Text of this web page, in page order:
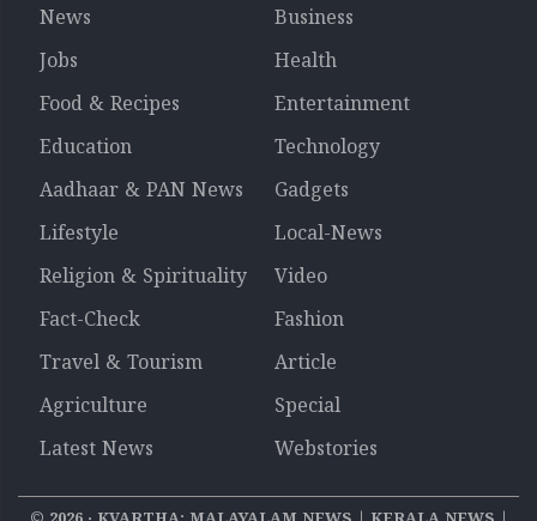
News
Business
Jobs
Health
Food & Recipes
Entertainment
Education
Technology
Aadhaar & PAN News
Gadgets
Lifestyle
Local-News
Religion & Spirituality
Video
Fact-Check
Fashion
Travel & Tourism
Article
Agriculture
Special
Latest News
Webstories